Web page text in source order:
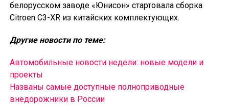
белорусском заводе «Юнисон» стартовала сборка
Citroen C3-XR из китайских комплектующих.
Другие новости по теме:
Автомобильные новости недели: новые модели и
проекты
Названы самые доступные полноприводные
внедорожники в России